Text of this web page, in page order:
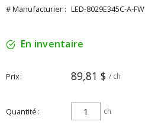
# Manufacturier : LED-8029E345C-A-FW
En inventaire
Prix 89,81 $ / ch
Quantité ch